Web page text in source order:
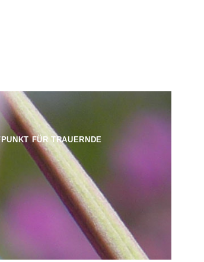
FÜR TRAUERNDE